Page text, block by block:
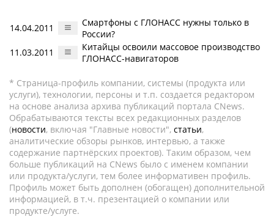
14.04.2011
Смартфоны с ГЛОНАСС нужны только в
России?
11.03.2011
Китайцы освоили массовое производство
ГЛОНАСС-навигаторов
* Страница-профиль компании, системы (продукта или
услуги), технологии, персоны и т.п. создается редактором
на основе анализа архива публикаций портала CNews.
Обрабатываются тексты всех редакционных разделов
(новости, включая "Главные новости", статьи,
аналитические обзоры рынков, интервью, а также
содержание партнёрских проектов). Таким образом, чем
больше публикаций на CNews было с именем компании
или продукта/услуги, тем более информативен профиль.
Профиль может быть дополнен (обогащен) дополнительной
информацией, в т.ч. презентацией о компании или
продукте/услуге.